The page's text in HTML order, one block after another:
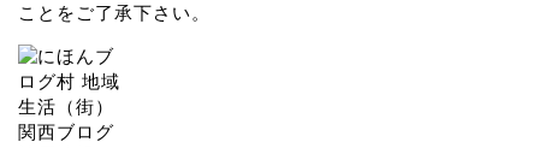
ことをご了承下さい。